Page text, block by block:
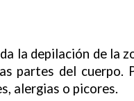
la depilación de la
partes del cuerpo.
alergias o picores.